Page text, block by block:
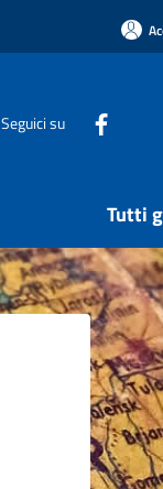
Seguici su
Tutti